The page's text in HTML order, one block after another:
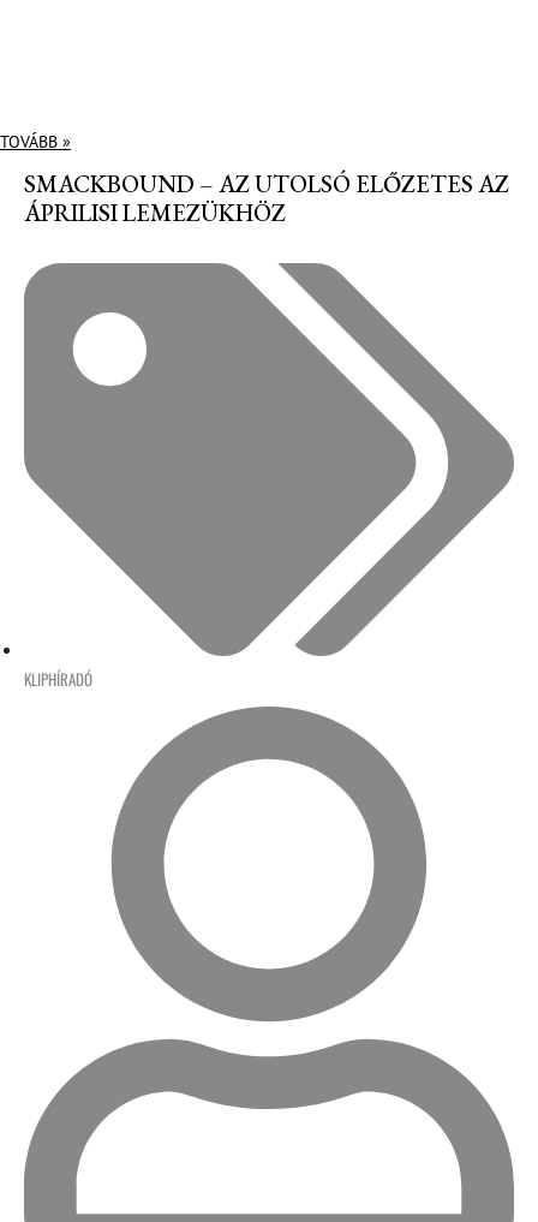
TOVÁBB »
SMACKBOUND – AZ UTOLSÓ ELŐZETES AZ
ÁPRILISI LEMEZÜKHÖZ
KLIPHÍRADÓ